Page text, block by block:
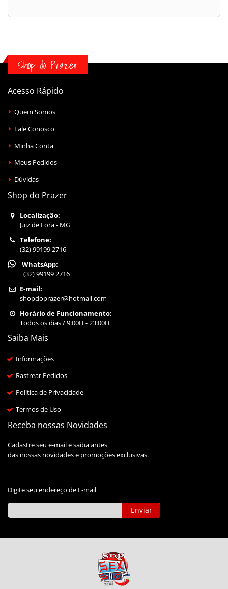
Shop do Prazer
Acesso Rápido
Quem Somos
Fale Conosco
Minha Conta
Meus Pedidos
Dúvidas
Shop do Prazer
Localização:
Juiz de Fora - MG
Telefone:
(32) 99199 2716
WhatsApp:
(32) 99199 2716
E-mail:
shopdoprazer@hotmail.com
Horário de Funcionamento:
Todos os dias / 9:00H - 23:00H
Saiba Mais
Informações
Rastrear Pedidos
Política de Privacidade
Termos de Uso
Receba nossas Novidades
Cadastre seu e-mail e saiba antes
das nossas novidades e promoções exclusivas.
Digite seu endereço de E-mail
Enviar